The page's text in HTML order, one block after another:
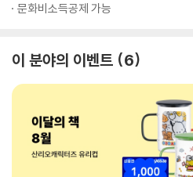
문화비소득공제 가능
이 분야의 이벤트 6